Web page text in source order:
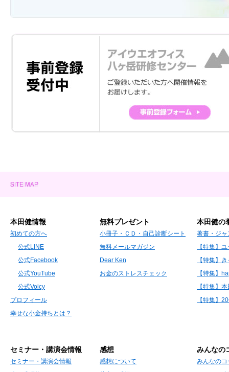
本田健情報
初めての方へ
公式LINE
公式Facebook
公式YouTube
公式Voicy
プロフィール
幸せな小金持ちとは？
無料プレゼント
小冊子・ＣＤ・自己診断シート
無料メールマガジン
Dear Ken
お金のストレスチェック
本田健の
著書・ジャ
【特集】
【特集】
【特集】
【特集】
【特集】
セミナー・講演会情報
セミナー・講演会情報
感想
感想について
みんなの
みんなの